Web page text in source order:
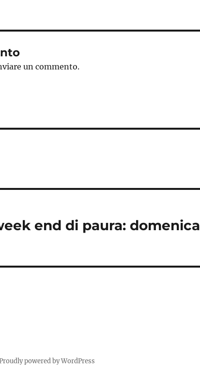
un commento.
end di paura:
powered by WordPress